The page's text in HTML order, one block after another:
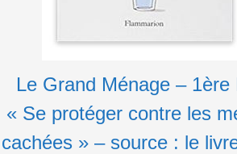
Le Grand Ménage – 1ère
« Se protéger contre les
cachées » – source : le